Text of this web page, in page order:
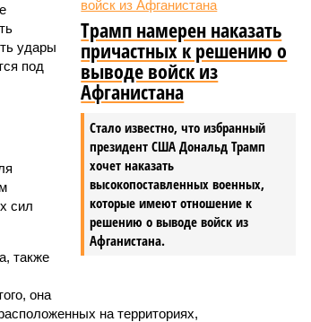
Трамп намерен наказать
причастных к решению о
выводе войск из
Афганистана
Стало известно, что избранный
президент США Дональд Трамп
хочет наказать
высокопоставленных военных,
которые имеют отношение к
решению о выводе войск из
Афганистана.
удары
под
сил
также
она
на территориях,